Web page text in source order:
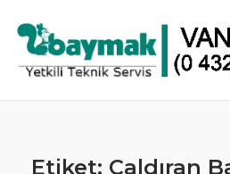
content
Etiket: Çaldıran